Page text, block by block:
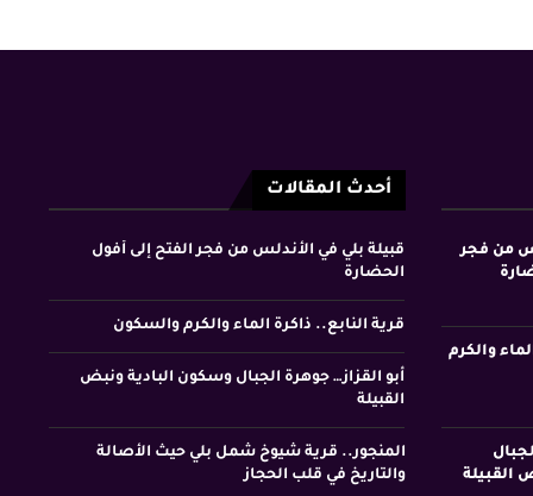
من فجر
والكرم
القبيلة
أحدث المقالات
قبيلة بلي في الأندلس من فجر الفتح إلى أفول
الحضارة
قرية النابع.. ذاكرة الماء والكرم والسكون
أبو القزاز… جوهرة الجبال وسكون البادية ونبض
القبيلة
المنجور.. قرية شيوخ شمل بلي حيث الأصالة
والتاريخ في قلب الحجاز